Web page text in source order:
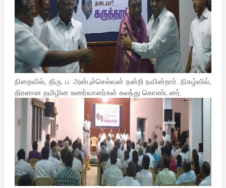
நிறைவில், திரு. ப. அன்புச்செல்வன் நன்றி நவின்றார். நிகழ்வில்,
திரளான தமிழின உணர்வாளர்கள் கலந்து கொண்டனர்.